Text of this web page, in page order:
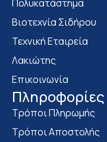
Πολυκατάστημα
Bιοτεχνία Σιδήρου
Τεχνική Εταιρεία
Λακιώτης
Επικοινωνία
Τρόποι Πληρωμής
Τρόποι Αποστολής